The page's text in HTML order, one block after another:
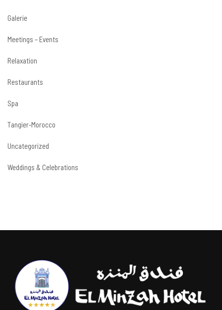
Galerie
Meetings – Events
Relaxation
Restaurants
Spa
Tangier-Morocco
Uncategorized
Weddings & Celebrations